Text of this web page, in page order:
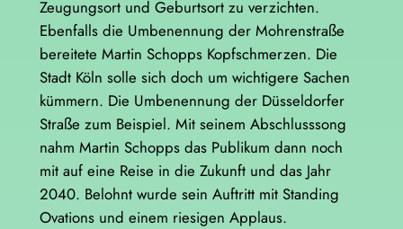
Zeugungsort und Geburtsort zu verzichten.
Ebenfalls die Umbenennung der Mohrenstraße
bereitete Martin Schopps Kopfschmerzen. Die
Stadt Köln solle sich doch um wichtigere Sachen
kümmern. Die Umbenennung der Düsseldorfer
Straße zum Beispiel. Mit seinem Abschlusssong
nahm Martin Schopps das Publikum dann noch
mit auf eine Reise in die Zukunft und das Jahr
2040. Belohnt wurde sein Auftritt mit Standing
Ovations und einem riesigen Applaus.